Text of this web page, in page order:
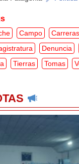
Campo Carreras
Denuncia
Tierras Tomas